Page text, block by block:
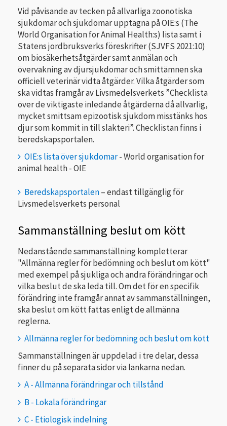
Vid påvisande av tecken på allvarliga zoonotiska
sjukdomar och sjukdomar upptagna på OIE:s (The
World Organisation for Animal Health:s) lista samt i
Statens jordbruksverks föreskrifter (SJVFS 2021:10)
om biosäkerhetsåtgärder samt anmälan och
övervakning av djursjukdomar och smittämnen ska
officiell veterinär vidta åtgärder. Vilka åtgärder som
ska vidtas framgår av Livsmedelsverkets ”Checklista
över de viktigaste inledande åtgärderna då allvarlig,
mycket smittsam epizootisk sjukdom misstänks hos
djur som kommit in till slakteri”.Checklistan finns i
beredskapsportalen.
OIE:s lista över sjukdomar- World organisation for
animal health - OIE
Beredskapsportalen– endast tillgänglig för
Livsmedelsverkets personal
Sammanställning beslut om kött
Nedanstående sammanställning kompletterar
"Allmänna regler för bedömning och beslut om kött"
med exempel på sjukliga och andra förändringar och
vilka beslut de ska leda till. Om det för en specifik
förändring inte framgår annat av sammanställningen,
ska beslut om kött fattas enligt de allmänna
reglerna.
Allmänna regler för bedömning och beslut om kött
Sammanställningen är uppdelad i tre delar, dessa
finner du på separata sidor via länkarna nedan.
A - Allmänna förändringar och tillstånd
B - Lokala förändringar
C - Etiologisk indelning